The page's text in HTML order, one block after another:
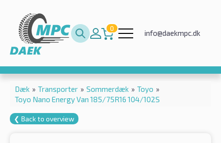
0
info@daekmpc.dk
Dæk » Transporter » Sommerdæk » Toyo »
Toyo Nano Energy Van 185/75R16 104/102S
❮ Back to overview